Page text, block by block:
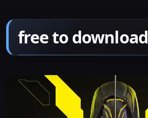
free to download